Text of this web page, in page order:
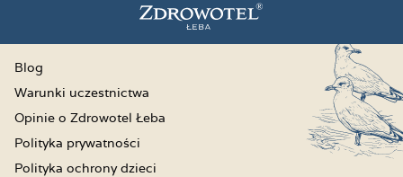
Blog
Warunki uczestnictwa
Opinie o Zdrowotel Łeba
Polityka prywatności
Polityka ochrony dzieci